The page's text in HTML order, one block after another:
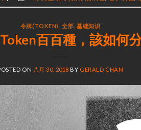
令牌(TOKEN) ,全部 ,基础知识
百百種，該如何
ON 八月 30, 2018 BY GERALD CHAN